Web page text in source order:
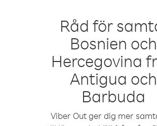
Råd för
Bosnien och
Hercegovina
Antigua och
Barbuda
Viber Out ger dig mer